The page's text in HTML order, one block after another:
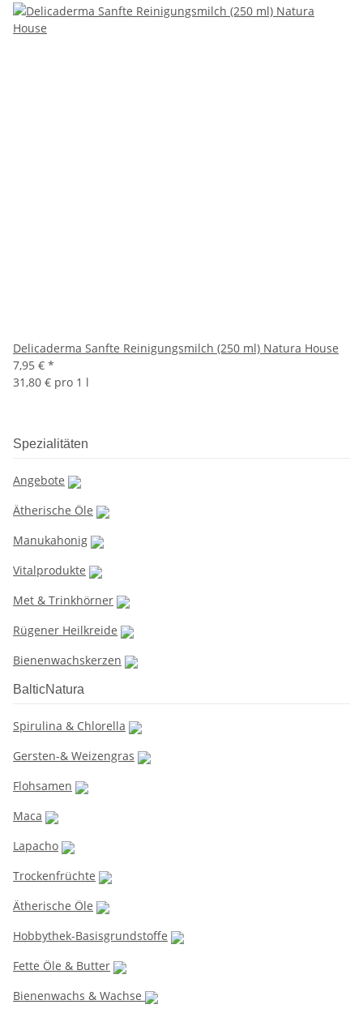
Delicaderma Sanfte Reinigungsmilch (250 ml) Natura House
7,95 € *
31,80 € pro 1 l
Spezialitäten
Angebote
Ätherische Öle
Manukahonig
Vitalprodukte
Met & Trinkhörner
Rügener Heilkreide
Bienenwachskerzen
BalticNatura
Spirulina & Chlorella
Gersten-& Weizengras
Flohsamen
Maca
Lapacho
Trockenfrüchte
Ätherische Öle
Hobbythek-Basisgrundstoffe
Fette Öle & Butter
Bienenwachs & Wachse